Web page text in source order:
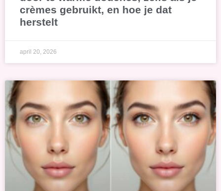
crèmes gebruikt, en hoe je dat
herstelt
april 20, 2026